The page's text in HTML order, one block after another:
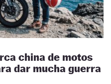
china de motos
dar mucha guerra